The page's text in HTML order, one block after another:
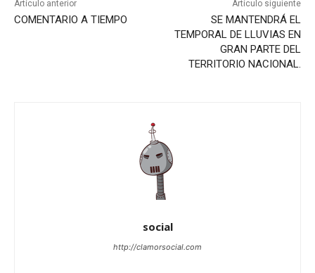
Artículo anterior
COMENTARIO A TIEMPO
Artículo siguiente
SE MANTENDRÁ EL
TEMPORAL DE LLUVIAS EN
GRAN PARTE DEL
TERRITORIO NACIONAL.
social
http://clamorsocial.com